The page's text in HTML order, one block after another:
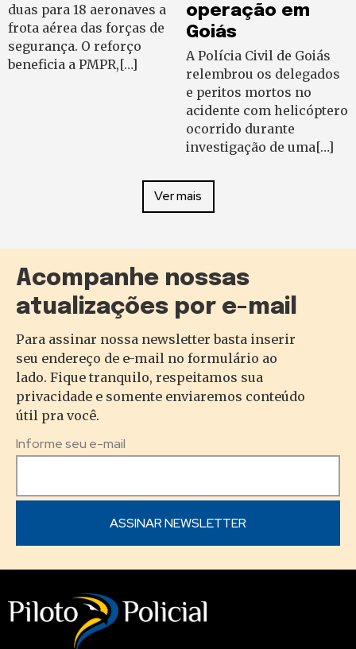
duas para 18 aeronaves a
frota aérea das forças de
segurança. O reforço
beneficia a PMPR,[…]
operação em
Goiás
A Polícia Civil de Goiás
relembrou os delegados
e peritos mortos no
acidente com helicóptero
ocorrido durante
investigação de uma[…]
Ver mais
Acompanhe nossas
atualizações por e-mail
Para assinar nossa newsletter basta inserir
seu endereço de e-mail no formulário ao
lado. Fique tranquilo, respeitamos sua
privacidade e somente enviaremos conteúdo
útil pra você.
Informe seu e-mail